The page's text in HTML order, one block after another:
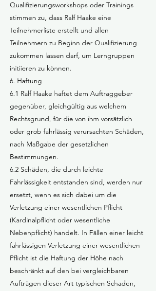
Qualifizierungsworkshops oder Trainings
stimmen zu, dass Ralf Haake eine
Teilnehmerliste erstellt und allen
Teilnehmern zu Beginn der Qualifizierung
zukommen lassen darf, um Lerngruppen
initiieren zu können.
6. Haftung
6.1 Ralf Haake haftet dem Auftraggeber
gegenüber, gleichgültig aus welchem
Rechtsgrund, für die von ihm vorsätzlich
oder grob fahrlässig verursachten Schäden,
nach Maßgabe der gesetzlichen
Bestimmungen.
6.2 Schäden, die durch leichte
Fahrlässigkeit entstanden sind, werden nur
ersetzt, wenn es sich dabei um die
Verletzung einer wesentlichen Pflicht
(Kardinalpflicht oder wesentliche
Nebenpflicht) handelt. In Fällen einer leicht
fahrlässigen Verletzung einer wesentlichen
Pflicht ist die Haftung der Höhe nach
beschränkt auf den bei vergleichbaren
Aufträgen dieser Art typischen Schaden,